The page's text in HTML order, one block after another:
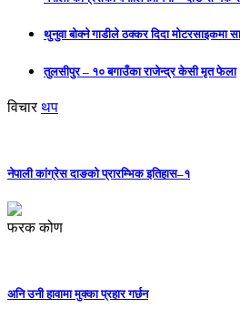
थुनुवा बोक्ने गाडीले ठक्कर दिदा मोटरसाइकमा
तुलसीपुर – १० बगाउँका राजेन्द्र केसी मृत फेला
विचार थप
नेपाली कांग्रेस दाङको प्रारम्भिक इतिहास–१
फरक कोण
अनि उनी हावामा मुक्का प्रहार गर्छन